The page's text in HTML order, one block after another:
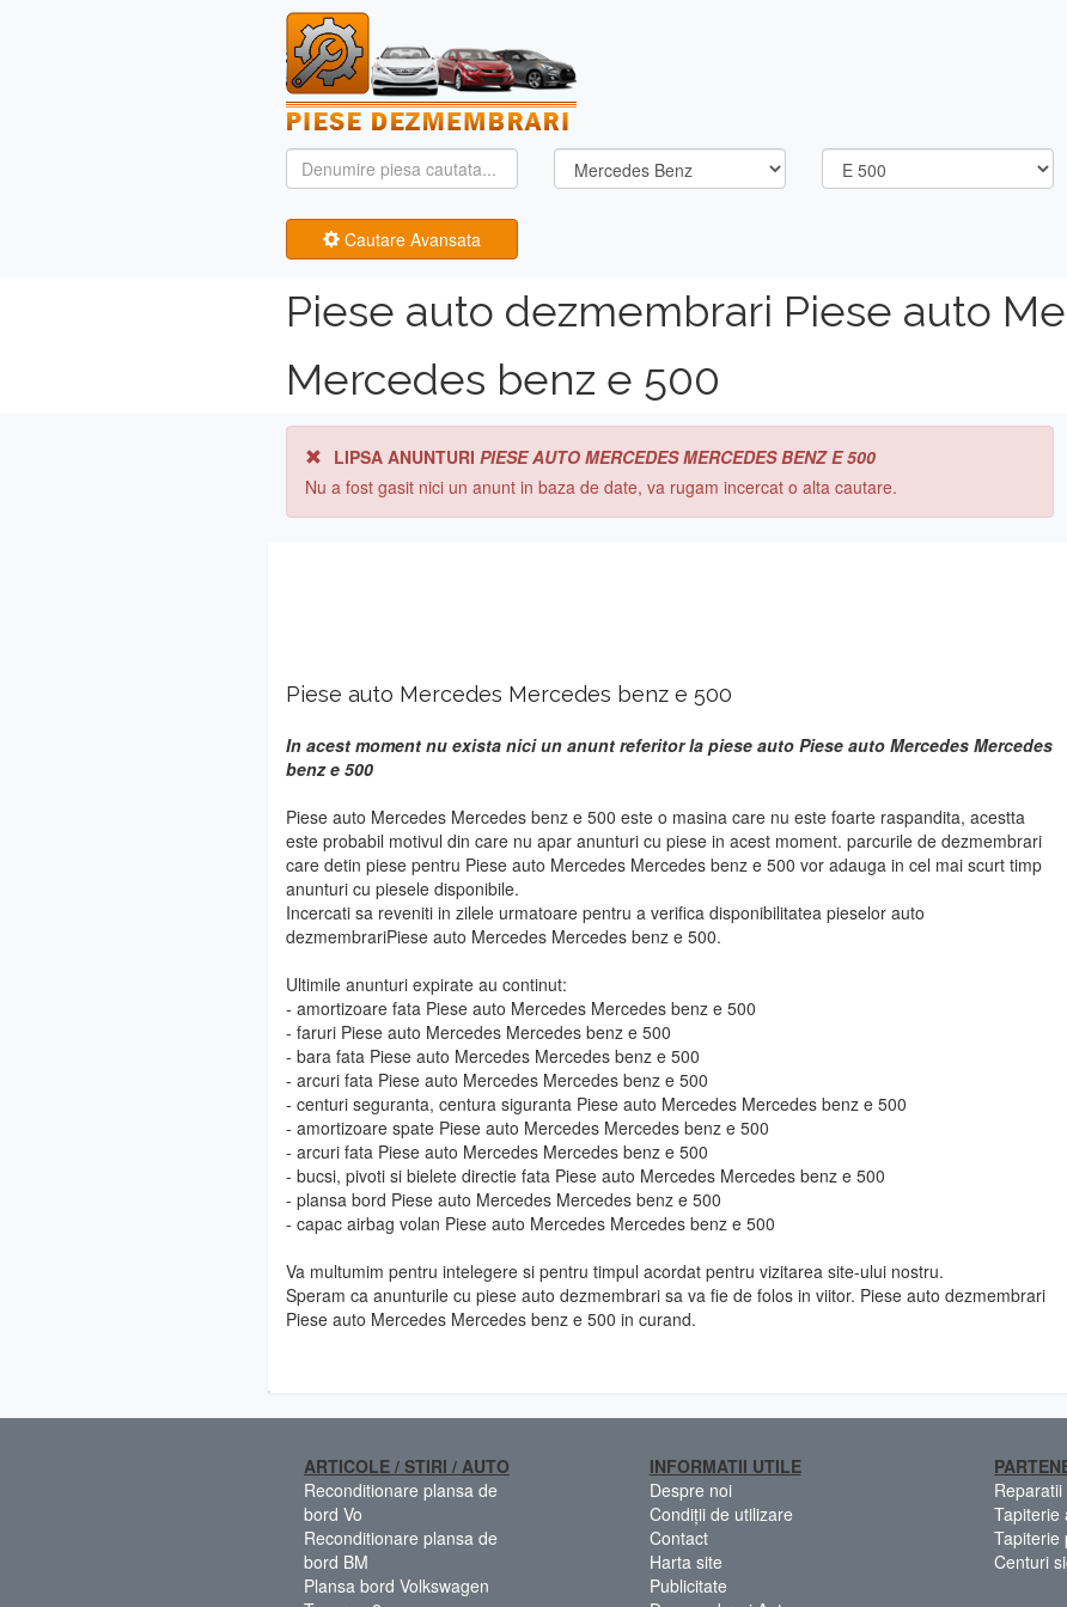
Cautare Avansata
Piese auto dezmembrari Piese auto
Mercedes benz e 500
LIPSA ANUNTURI PIESE AUTO MERCEDES MERCEDES BENZ E 500
Nu a fost gasit nici un anunt in baza de date, va rugam incercat o alta cautare.
Piese auto Mercedes Mercedes benz e 500
In acest moment nu exista nici un anunt referitor la piese auto Piese auto Mercedes Mercedes
benz e 500
Piese auto Mercedes Mercedes benz e 500 este o masina care nu este foarte raspandita, acestta
este probabil motivul din care nu apar anunturi cu piese in acest moment. parcurile de dezmembrari
care detin piese pentru Piese auto Mercedes Mercedes benz e 500 vor adauga in cel mai scurt timp
anunturi cu piesele disponibile.
Incercati sa reveniti in zilele urmatoare pentru a verifica disponibilitatea pieselor auto
dezmembrariPiese auto Mercedes Mercedes benz e 500.
Ultimile anunturi expirate au continut:
- amortizoare fata Piese auto Mercedes Mercedes benz e 500
- faruri Piese auto Mercedes Mercedes benz e 500
- bara fata Piese auto Mercedes Mercedes benz e 500
- arcuri fata Piese auto Mercedes Mercedes benz e 500
- centuri seguranta, centura siguranta Piese auto Mercedes Mercedes benz e 500
- amortizoare spate Piese auto Mercedes Mercedes benz e 500
- arcuri fata Piese auto Mercedes Mercedes benz e 500
- bucsi, pivoti si bielete directie fata Piese auto Mercedes Mercedes benz e 500
- plansa bord Piese auto Mercedes Mercedes benz e 500
- capac airbag volan Piese auto Mercedes Mercedes benz e 500
Va multumim pentru intelegere si pentru timpul acordat pentru vizitarea site-ului nostru.
Speram ca anunturile cu piese auto dezmembrari sa va fie de folos in viitor. Piese auto dezmembrari
Piese auto Mercedes Mercedes benz e 500 in curand.
ARTICOLE / STIRI / AUTO
Reconditionare plansa de
bord Vo
Reconditionare plansa de
bord BM
Plansa bord Volkswagen
INFORMATII UTILE
Despre noi
Condiții de utilizare
Contact
Harta site
Publicitate
Tapiterie
Tapiterie
Centuri